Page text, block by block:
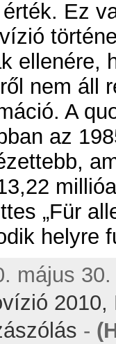
Ez
ellenére,
nem áll
A
az
„Für
helyre
május
2010,
-